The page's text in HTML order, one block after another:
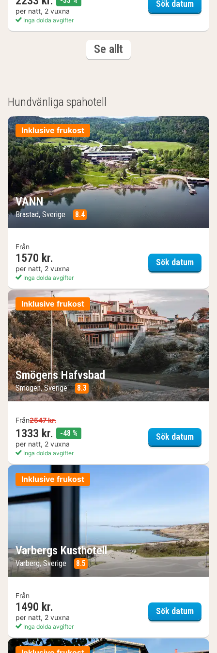
per natt, 2 vuxna
Inga dolda avgifter
Sök datumKosta
Se allt
Hundvänliga spahotell
Inklusive frukost
VANN
Brastad, Sverige 8.4
Från
1570 kr.
per natt, 2 vuxna
Inga dolda avgifter
Sök datumVANN
Inklusive frukost
Smögens Hafvsbad
Smögen, Sverige 8.3
Från2547 kr.
1333 kr. -48 %
per natt, 2 vuxna
Inga dolda avgifter
Sök datum
Inklusive frukost
Varbergs Kusthotell
Varberg, Sverige 8.5
Från
1490 kr.
per natt, 2 vuxna
Inga dolda avgifter
Sök datum